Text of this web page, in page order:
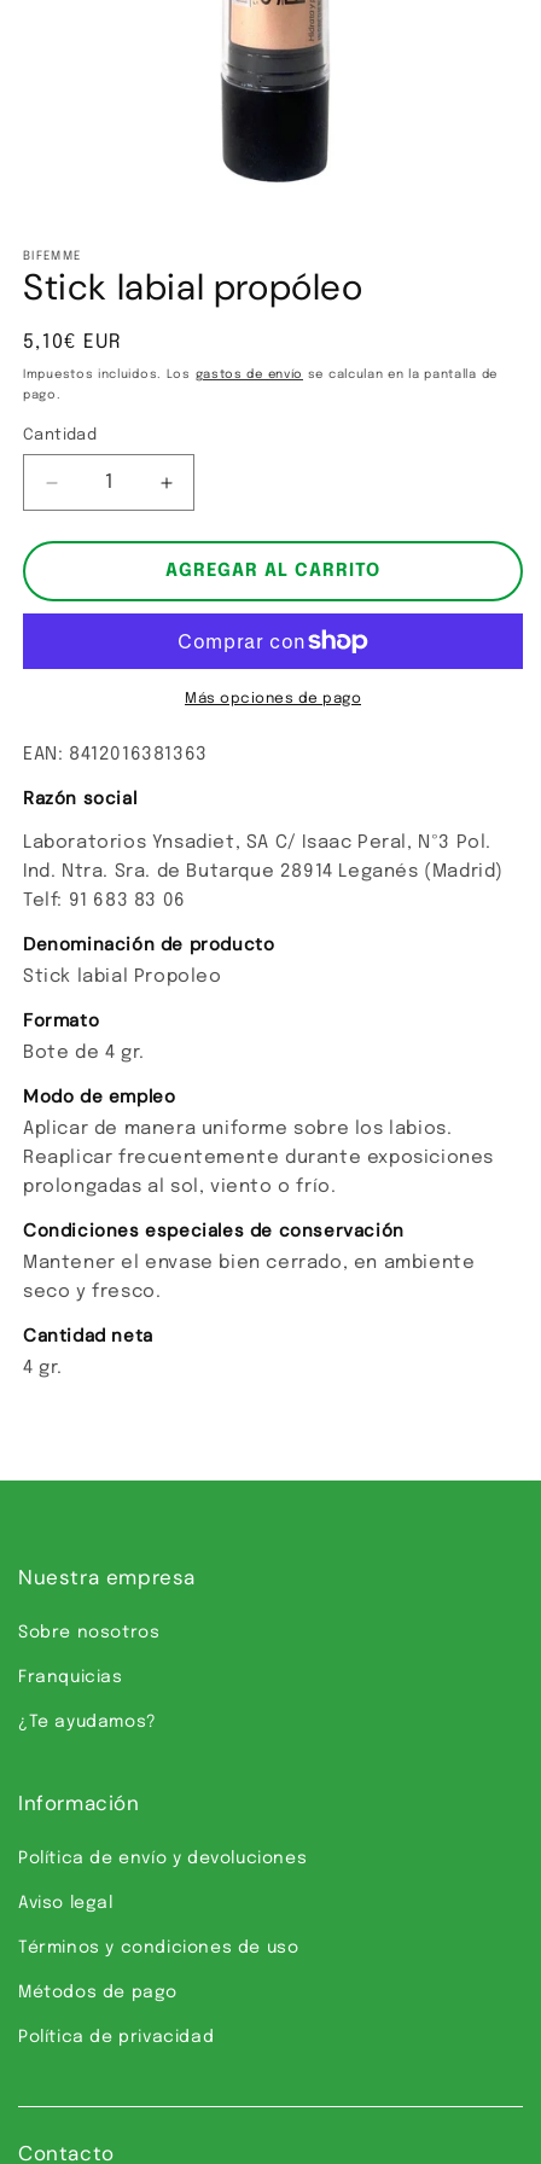
multimedia
1
en
ventana
modal
BIFEMME
Stick labial propóleo
Precio
habitual
5,10€ EUR
Impuestos incluidos. Los gastos de envío se calculan en la pantalla de
pago.
Cantidad
Cantidad
Reducir
cantidad
para
labial
propóleo
Aumentar
cantidad
para
Stick
labial
propóleo
AGREGAR AL CARRITO
Más opciones de pago
EAN: 8412016381363
Razón social
Laboratorios Ynsadiet, SA C/ Isaac Peral, Nº3 Pol.
Ind. Ntra. Sra. de Butarque 28914 Leganés (Madrid)
Telf: 91 683 83 06
Denominación de producto
Stick labial Propoleo
Formato
Bote de 4 gr.
Modo de empleo
Aplicar de manera uniforme sobre los labios.
Reaplicar frecuentemente durante exposiciones
prolongadas al sol, viento o frío.
Condiciones especiales de conservación
Mantener el envase bien cerrado, en ambiente
seco y fresco.
Cantidad neta
4 gr.
Nuestra empresa
Sobre nosotros
Franquicias
¿Te ayudamos?
Información
Política de envío y devoluciones
Aviso legal
Términos y condiciones de uso
Métodos de pago
Política de privacidad
Contacto